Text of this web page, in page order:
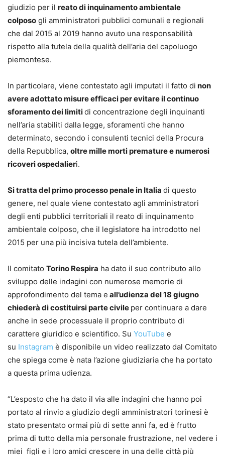
giudizio per il reato di inquinamento ambientale
colposo gli amministratori pubblici comunali e regionali
che dal 2015 al 2019 hanno avuto una responsabilità
rispetto alla tutela della qualità dell’aria del capoluogo
piemontese.
In particolare, viene contestato agli imputati il fatto di non
avere adottato misure efficaci per evitare il continuo
sforamento dei limitidi concentrazione degli inquinanti
nell’aria stabiliti dalla legge, sforamenti che hanno
determinato, secondo i consulenti tecnici della Procura
della Repubblica, oltre mille morti premature e numerosi
ricoveri ospedalieri.
Si tratta del primo processo penale in Italia di questo
genere, nel quale viene contestato agli amministratori
degli enti pubblici territoriali il reato di inquinamento
ambientale colposo, che il legislatore ha introdotto nel
2015 per una più incisiva tutela dell’ambiente.
Il comitato Torino Respira ha dato il suo contributo allo
sviluppo delle indagini con numerose memorie di
approfondimento del tema e all’udienza del 18 giugno
chiederà di costituirsi parte civile per continuare a dare
anche in sede processuale il proprio contributo di
carattere giuridico e scientifico. Su YouTube e
su Instagram è disponibile un video realizzato dal Comitato
che spiega come è nata l’azione giudiziaria che ha portato
a questa prima udienza.
“L’esposto che ha dato il via alle indagini che hanno poi
portato al rinvio a giudizio degli amministratori torinesi è
stato presentato ormai più di sette anni fa, ed è frutto
prima di tutto della mia personale frustrazione, nel vedere i
miei figli e i loro amici crescere in una delle città più